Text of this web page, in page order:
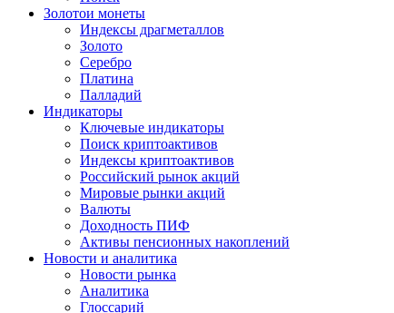
Золотои монеты
Индексы драгметаллов
Золото
Серебро
Платина
Палладий
Индикаторы
Ключевые индикаторы
Поиск криптоактивов
Индексы криптоактивов
Российский рынок акций
Мировые рынки акций
Валюты
Доходность ПИФ
Активы пенсионных накоплений
Новости и аналитика
Новости рынка
Аналитика
Глоссарий